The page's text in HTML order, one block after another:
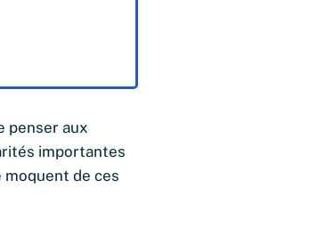
penser aux
importantes
moquent de ces